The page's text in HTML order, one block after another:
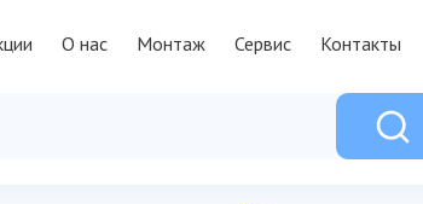
О нас Монтаж Сервис Контакты